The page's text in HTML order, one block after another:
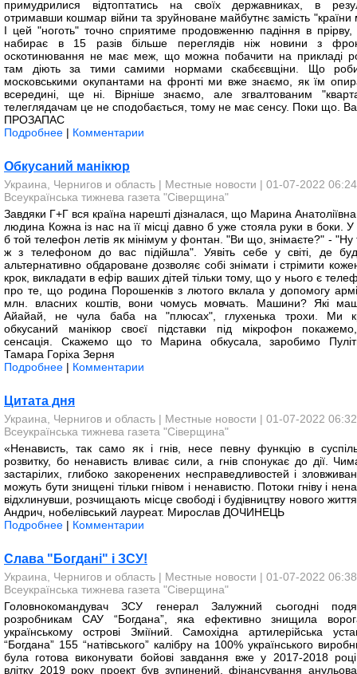
примудрилися відтоптатись на своїх державниках, в
отримавши кошмар війни та зруйноване майбутнє замість "країни
І цей "ноготь" точно сприятиме продовженню падіння в
набирає в 15 разів більше переглядів ніж новини з
оскотинювання не має меж, що можна побачити на прикладі
там діють за тими самими нормами скабєєвщіни. Що
московськими окупантами на фронті ми вже знаємо, як їм
всередині, ще ні. Вірніше знаємо, але згвалтованим
телеглядачам це не сподобається, тому не має сенсу. Поки що.
ПРОЗАПАС
Подробнее | Комментарии
Обкусаний манікюр
Украина, Чернигов и область | Местные новости | 01-07-2022
Всеукраїнська тижнева газета "Сіверщина"
Завдяки Г+Г вся країна нарешті дізналася, що Марина
людина Кожна із нас на її місці давно б уже стояла руки в боки.
б той телефон летів як мінімум у фонтан. "Ви що, знімаєте?" - "Ну
ж з телефоном до вас підійшла". Уявіть себе у світі, де
альтернативно обдароване дозволяє собі знімати і стрімити
крок, викладати в ефір ваших дітей тільки тому, що у нього є
про те, що родина Порошенків з лютого вклала у допомогу
млн. власних коштів, вони чомусь мовчать. Машини? Які
Айайай, не чула баба на "плюсах", глухенька трохи. Ми
обкусаний манікюр своєї підставки під мікрофон
сенсація. Скажемо що то Марина обкусала, заробимо
Тамара Горіха Зерня
Подробнее | Комментарии
Цитата дня
Украина, Чернигов и область | Местные новости | 01-07-2022
Всеукраїнська тижнева газета "Сіверщина"
«Ненависть, так само як і гнів, несе певну функцію в
розвитку, бо ненависть вливає сили, а гнів спонукає до дії.
застарілих, глибоко закоренених несправедливостей і
можуть бути знищені тільки гнівом і ненавистю. Потоки гніву і
відхлинувши, розчищають місце свободі і будівництву нового
Андрич, нобелівський лауреат. Мирослав ДОЧИНЕЦЬ
Подробнее | Комментарии
Слава "Богдані" і ЗСУ!
Украина, Чернигов и область | Местные новости | 01-07-2022
Всеукраїнська тижнева газета "Сіверщина"
Головнокомандувач ЗСУ генерал Залужний сьогодні
розробникам САУ “Богдана”, яка ефективно знищила
українському острові Зміїний. Самохідна артилерійська
“Богдана” 155 “натівського” калібру на 100% українського
була готова виконувати бойові завдання вже у 2017-2018
влітку 2019 року проект був зупинений, фінансування